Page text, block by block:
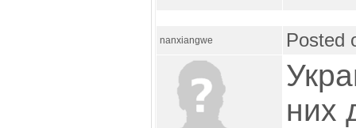
nanxiangwe Posted
них